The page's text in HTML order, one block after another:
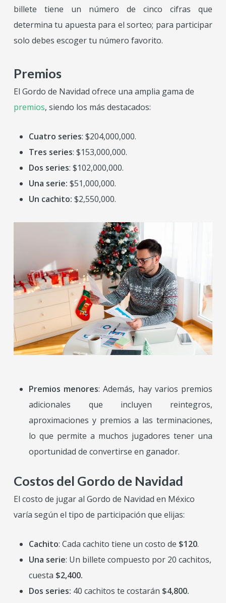
billete tiene un número de cinco cifras que
determina tu apuesta para el sorteo; para participar
solo debes escoger tu número favorito.
Premios
El Gordo de Navidad ofrece una amplia gama de
premios, siendo los más destacados:
Cuatro series: $204,000,000.
Tres series: $153,000,000.
Dos series: $102,000,000.
Una serie: $51,000,000.
Un cachito: $2,550,000.
Premios menores: Además, hay varios premios
adicionales que incluyen reintegros,
aproximaciones y premios a las terminaciones,
lo que permite a muchos jugadores tener una
oportunidad de convertirse en ganador.
Costos del Gordo de Navidad
El costo de jugar al Gordo de Navidad en México
varía según el tipo de participación que elijas:
Cachito: Cada cachito tiene un costo de $120.
Una serie: Un billete compuesto por 20 cachitos,
cuesta $2,400.
Dos series: 40 cachitos te costarán $4,800.